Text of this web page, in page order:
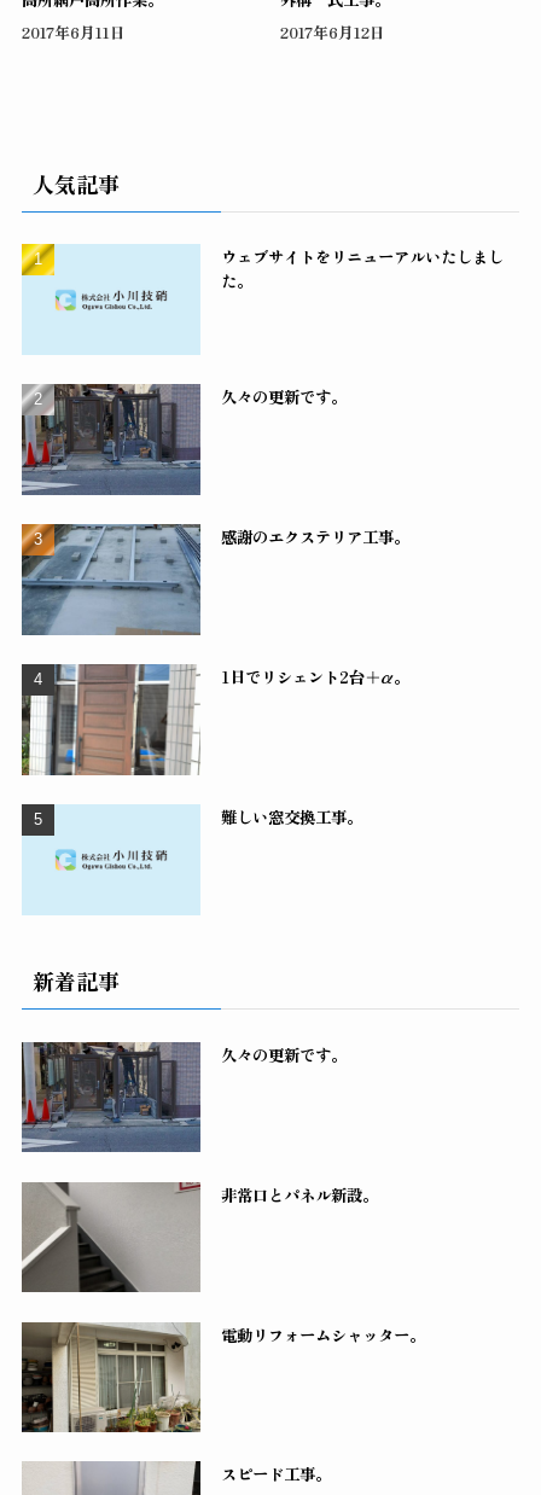
2017年6月11日 2017年6月12日
人気記事
ウェブサイトをリニューアルいたしまし
た。
久々の更新です。
感謝のエクステリア工事。
1日でリシェント2台＋α。
難しい窓交換工事。
新着記事
久々の更新です。
非常口とパネル新設。
電動リフォームシャッター。
スピード工事。